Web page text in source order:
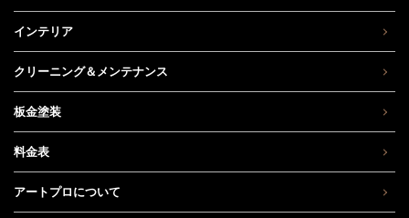
インテリア
クリーニング＆メンテナンス
板金塗装
料金表
アートプロについて